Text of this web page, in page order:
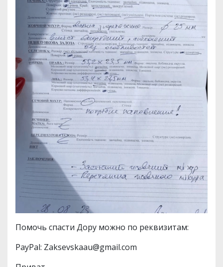
Помочь спасти Дору можно по реквизитам:
PayPal: Zaksevskaau@gmail.com